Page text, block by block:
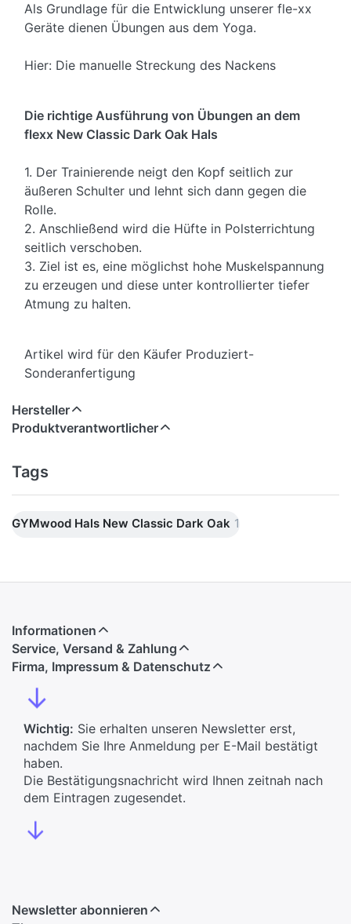
Als Grundlage für die Entwicklung unserer fle-xx
Geräte dienen Übungen aus dem Yoga.
Hier: Die manuelle Streckung des Nackens
Die richtige Ausführung von Übungen an dem
flexx New Classic Dark Oak Hals
1. Der Trainierende neigt den Kopf seitlich zur
äußeren Schulter und lehnt sich dann gegen die
Rolle.
2. Anschließend wird die Hüfte in Polsterrichtung
seitlich verschoben.
3. Ziel ist es, eine möglichst hohe Muskelspannung
zu erzeugen und diese unter kontrollierter tiefer
Atmung zu halten.
Artikel wird für den Käufer Produziert-
Sonderanfertigung
Hersteller
Produktverantwortlicher
Tags
GYMwood Hals New Classic Dark Oak 1
Informationen
Service, Versand & Zahlung
Firma, Impressum & Datenschutz
↓
Wichtig: Sie erhalten unseren Newsletter erst,
nachdem Sie Ihre Anmeldung per E-Mail bestätigt
haben.
Die Bestätigungsnachricht wird Ihnen zeitnah nach
dem Eintragen zugesendet.
↓
Newsletter abonnieren